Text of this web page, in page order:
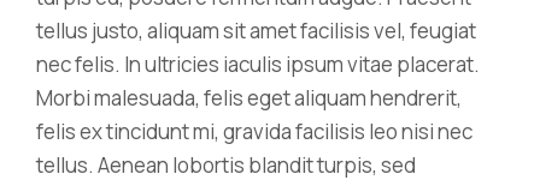
tellus justo, aliquam sit amet facilisis vel, feugiat
nec felis. In ultricies iaculis ipsum vitae placerat.
Morbi malesuada, felis eget aliquam hendrerit,
felis ex tincidunt mi, gravida facilisis leo nisi nec
tellus. Aenean lobortis blandit turpis, sed